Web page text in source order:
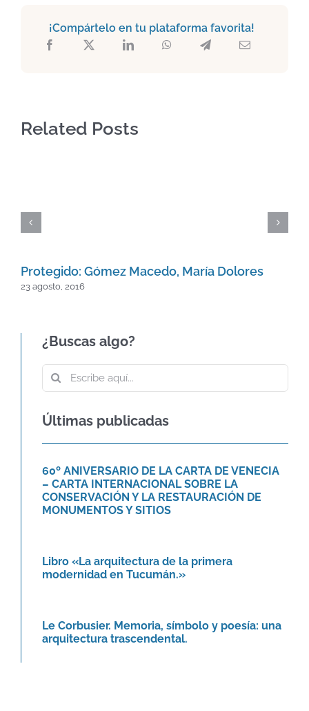
¡Compártelo en tu plataforma favorita!
Related Posts
Protegido: Gómez Macedo, María Dolores
23 agosto, 2016
¿Buscas algo?
Buscar:
Últimas publicadas
VENECIA – CARTA
INTERNACIONAL SOBRE LA
CONSERVACIÓN Y LA
MONUMENTOS Y SITIOS
Agenda Novedades
60º ANIVERSARIO DE LA CARTA DE VENECIA
– CARTA INTERNACIONAL SOBRE LA
CONSERVACIÓN Y LA RESTAURACIÓN DE
MONUMENTOS Y SITIOS
Libro «La arquitectura de la primera
modernidad en Tucumán.»
Le Corbusier. Memoria, símbolo y
Agenda
Le Corbusier. Memoria, símbolo y poesía: una
arquitectura trascendental.